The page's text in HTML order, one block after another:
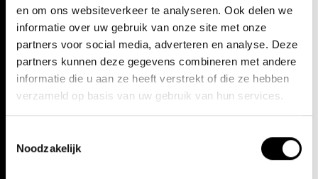
en om ons websiteverkeer te analyseren. Ook delen we
informatie over uw gebruik van onze site met onze
partners voor social media, adverteren en analyse. Deze
partners kunnen deze gegevens combineren met andere
informatie die u aan ze heeft verstrekt of die ze hebben
verzameld op basis van uw gebruik van hun services.
Noodzakelijk